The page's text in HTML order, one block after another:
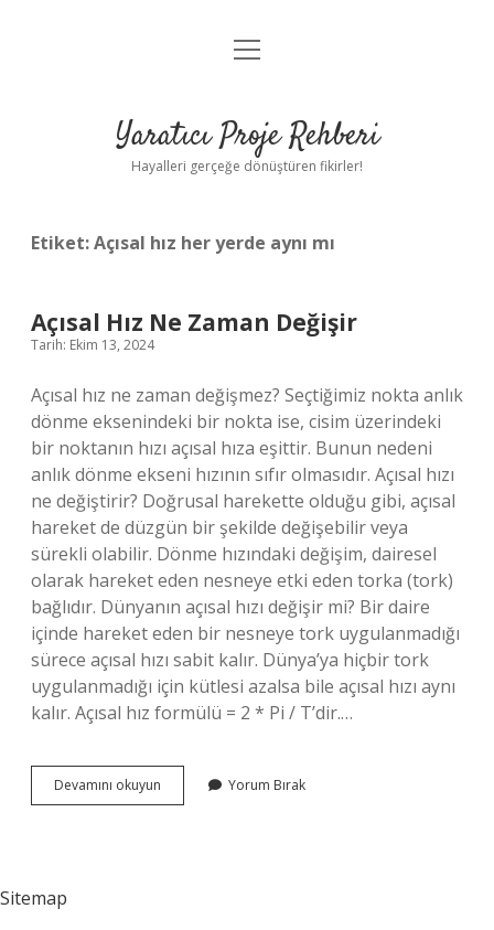
Anasayfa
Yasal Uyarı
menüyü
Yaratıcı Proje Rehberi
Hayalleri gerçeğe dönüştüren fikirler!
Etiket:Açısal hız her yerde aynı mı
Açısal Hız Ne Zaman Değişir
Tarih: Ekim 13, 2024
Açısal hız ne zaman değişmez? Seçtiğimiz nokta anlık
dönme eksenindeki bir nokta ise, cisim üzerindeki
bir noktanın hızı açısal hıza eşittir. Bunun nedeni
anlık dönme ekseni hızının sıfır olmasıdır. Açısal hızı
ne değiştirir? Doğrusal harekette olduğu gibi, açısal
hareket de düzgün bir şekilde değişebilir veya
sürekli olabilir. Dönme hızındaki değişim, dairesel
olarak hareket eden nesneye etki eden torka (tork)
bağlıdır. Dünyanın açısal hızı değişir mi? Bir daire
içinde hareket eden bir nesneye tork uygulanmadığı
sürece açısal hızı sabit kalır. Dünya’ya hiçbir tork
uygulanmadığı için kütlesi azalsa bile açısal hızı aynı
kalır. Açısal hız formülü = 2 * Pi / T’dir.…
Devamını okuyun
Hız
Yorum Bırak
Sitemap